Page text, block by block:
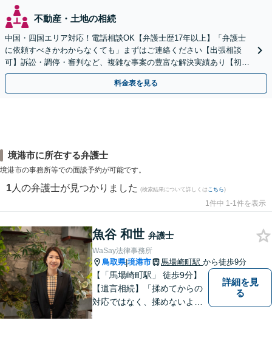
不動産・土地の相続
中国・四国エリア対応！電話相談OK【弁護士歴17年以上】「弁護士
に依頼すべきかわからなくても」まずはご連絡ください【出張相談
可】訴訟・調停・審判など、複雑な事案の豊富な解決実績あり【初回
相談無料】初回面談のみで解決できるケースもあります
料金表を見る
境港市に所在する弁護士
境港市の事務所等での面談予約が可能です。
1 人の弁護士が見つかりました (検索結果について詳しくは こちら)
1件中 1-1件を表示
魚谷 和世 弁護士
WaSay法律事務所
鳥取県|境港市 馬場崎町駅 から徒歩9分
【「馬場崎町駅」 徒歩9分】
【遺言相続】「揉めてからの
対応ではなく、揉めないよう
詳細を見
る